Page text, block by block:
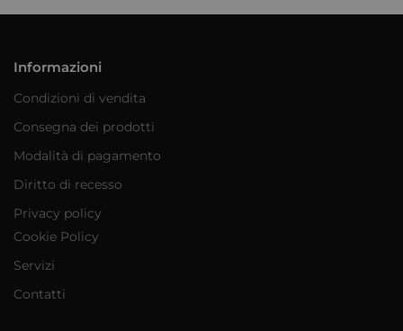
Informazioni
Condizioni di vendita
Consegna dei prodotti
Modalità di pagamento
Diritto di recesso
Privacy policy
Cookie Policy
Servizi
Contatti